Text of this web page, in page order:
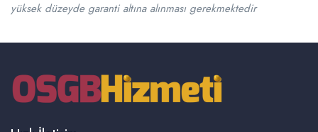
yüksek düzeyde garanti altına alınması gerekmektedir